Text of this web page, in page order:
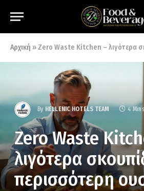
Αρχική »Zero Waste Kitchen – λιγότερα
By HELLENIC HOTELS TEAM 4
Zero Waste
λιγότερα
περισσότερη